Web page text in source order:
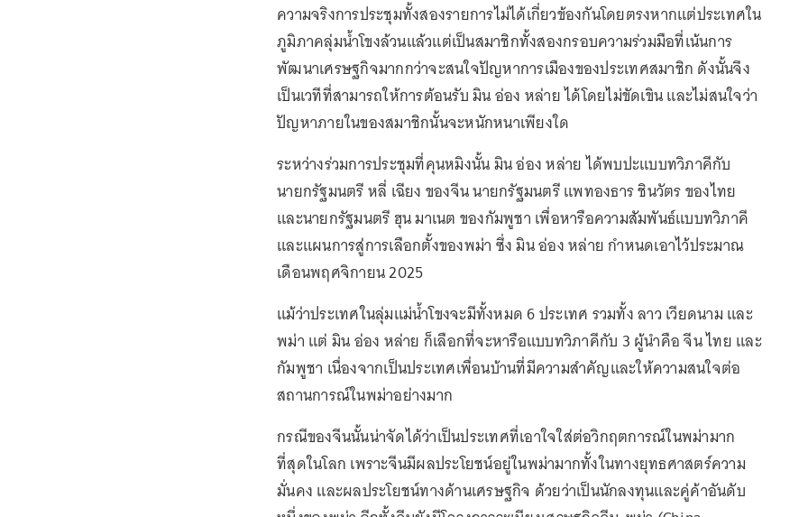
ความจริงการประชุมทั้งสองรายการไม่ได้เกี่ยวข้องกันโดยตรงหากแต่ประเทศใน
ภูมิภาคลุ่มน้ำโขงล้วนแล้วแต่เป็นสมาชิกทั้งสองกรอบความร่วมมือที่เน้นการ
พัฒนาเศรษฐกิจมากกว่าจะสนใจปัญหาการเมืองของประเทศสมาชิก ดังนั้นจึง
เป็นเวทีที่สามารถให้การต้อนรับ มิน อ่อง หล่าย ได้โดยไม่ขัดเขิน และไม่สนใจว่า
ปัญหาภายในของสมาชิกนั้นจะหนักหนาเพียงใด
ระหว่างร่วมการประชุมที่คุนหมิงนั้น มิน อ่อง หล่าย ได้พบปะแบบทวิภาคีกับ
นายกรัฐมนตรี หลี่ เฉียง ของจีน นายกรัฐมนตรี แพทองธาร ชินวัตร ของไทย
และนายกรัฐมนตรี ฮุน มาเนต ของกัมพูชา เพื่อหารือความสัมพันธ์แบบทวิภาคี
และแผนการสู่การเลือกตั้งของพม่า ซึ่ง มิน อ่อง หล่าย กำหนดเอาไว้ประมาณ
เดือนพฤศจิกายน 2025
แม้ว่าประเทศในลุ่มแม่น้ำโขงจะมีทั้งหมด 6 ประเทศ รวมทั้ง ลาว เวียดนาม และ
พม่า แต่ มิน อ่อง หล่าย ก็เลือกที่จะหารือแบบทวิภาคีกับ 3 ผู้นำคือ จีน ไทย และ
กัมพูชา เนื่องจากเป็นประเทศเพื่อนบ้านที่มีความสำคัญและให้ความสนใจต่อ
สถานการณ์ในพม่าอย่างมาก
กรณีของจีนนั้นน่าจัดได้ว่าเป็นประเทศที่เอาใจใส่ต่อวิกฤตการณ์ในพม่ามาก
ที่สุดในโลก เพราะจีนมีผลประโยชน์อยู่ในพม่ามากทั้งในทางยุทธศาสตร์ความ
มั่นคง และผลประโยชน์ทางด้านเศรษฐกิจ ด้วยว่าเป็นนักลงทุนและคู่ค้าอันดับ